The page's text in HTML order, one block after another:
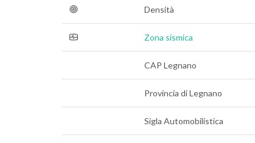
Densità
Zona sismica
CAP Legnano
Provincia di Legnano
Sigla Automobilistica